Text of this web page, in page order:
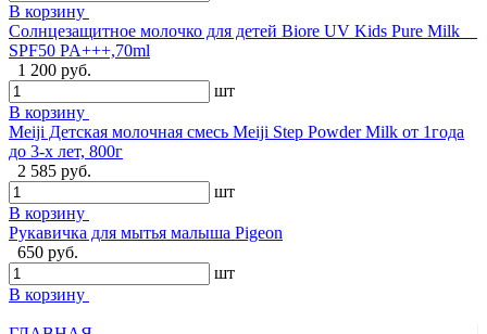
В корзину
Солнцезащитное молочко для детей Biore UV Kids Pure Milk
SPF50 PA+++,70ml
1 200 руб.
шт
В корзину
Meiji Детская молочная смесь Meiji Step Powder Milk от 1года
до 3-х лет, 800г
2 585 руб.
шт
В корзину
Рукавичка для мытья малыша Pigeon
650 руб.
шт
В корзину